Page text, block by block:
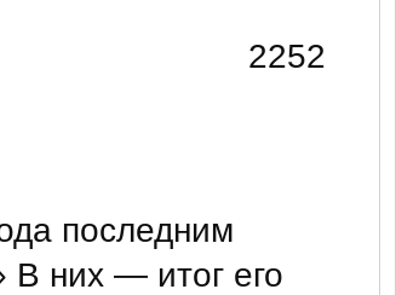
2252
последним
В них — итог его